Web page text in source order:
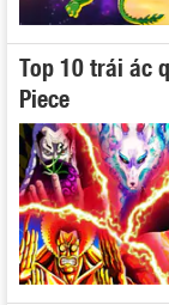
Top 10 trái ác
Piece